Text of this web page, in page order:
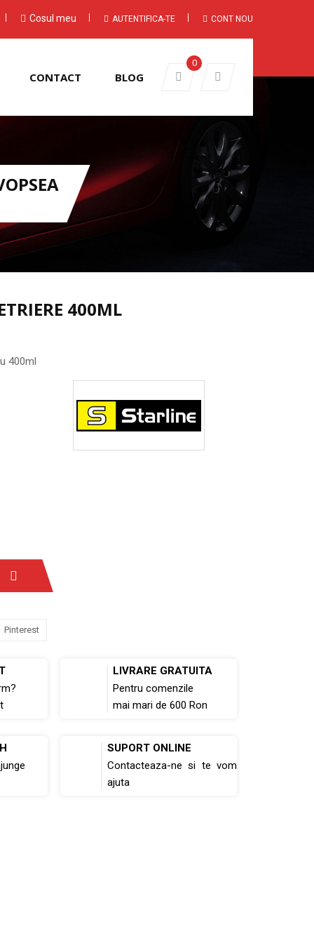
Cosul meu AUTENTIFICA-TE CONT NOU
0
CONTACT BLOG
400ML
400ml
Pinterest
LIVRARE GRATUITA
Pentru comenzile
mai mari de 600 Ron
SUPORT ONLINE
Contacteaza-ne si te vom
ajuta